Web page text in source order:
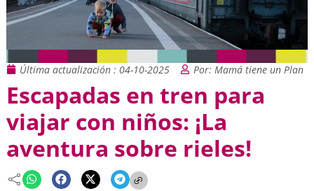
Última actualización : 04-10-2025 Por: Mamá tiene un Plan
Escapadas en tren para
viajar con niños: ¡La
aventura sobre rieles!